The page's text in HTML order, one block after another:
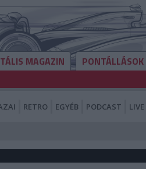
MAGAZIN PONTÁLLÁSOK
RETRO EGYÉB PODCAST LIVE